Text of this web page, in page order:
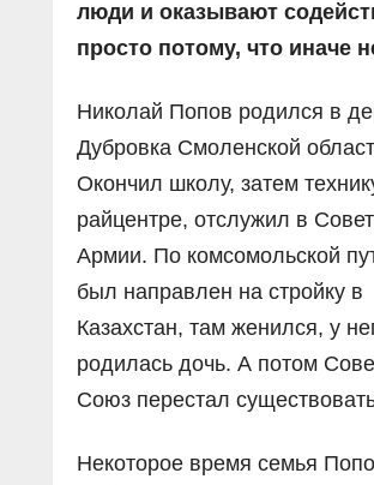
люди и оказывают
просто потому, что иначе
Николай Попов родился в
Дубровка Смоленской
Окончил школу, затем
райцентре, отслужил в
Армии. По комсомольской
был направлен на стройку в
Казахстан, там женился, у
родилась дочь. А потом
Союз перестал
Некоторое время семья